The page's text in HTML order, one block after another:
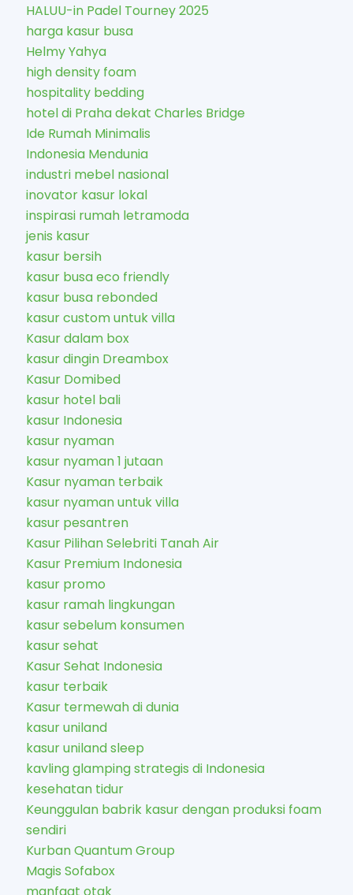
HALUU-in Padel Tourney 2025
harga kasur busa
Helmy Yahya
high density foam
hospitality bedding
hotel di Praha dekat Charles Bridge
Ide Rumah Minimalis
Indonesia Mendunia
industri mebel nasional
inovator kasur lokal
inspirasi rumah letramoda
jenis kasur
kasur bersih
kasur busa eco friendly
kasur busa rebonded
kasur custom untuk villa
Kasur dalam box
kasur dingin Dreambox
Kasur Domibed
kasur hotel bali
kasur Indonesia
kasur nyaman
kasur nyaman 1 jutaan
Kasur nyaman terbaik
kasur nyaman untuk villa
kasur pesantren
Kasur Pilihan Selebriti Tanah Air
Kasur Premium Indonesia
kasur promo
kasur ramah lingkungan
kasur sebelum konsumen
kasur sehat
Kasur Sehat Indonesia
kasur terbaik
Kasur termewah di dunia
kasur uniland
kasur uniland sleep
kavling glamping strategis di Indonesia
kesehatan tidur
Keunggulan babrik kasur dengan produksi foam
sendiri
Kurban Quantum Group
Magis Sofabox
manfaat otak